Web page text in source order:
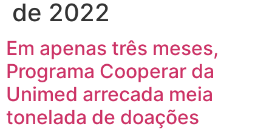
de 2022
Em apenas três meses,
Programa Cooperar da
Unimed arrecada meia
tonelada de doações